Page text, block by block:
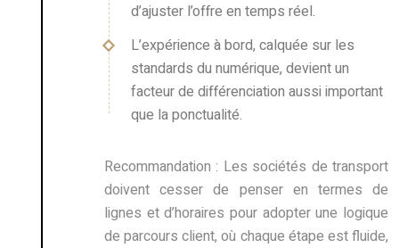
d’ajuster l’offre en temps réel.
L’expérience à bord, calquée sur les
standards du numérique, devient un
facteur de différenciation aussi important
que la ponctualité.
Recommandation : Les sociétés de transport
doivent cesser de penser en termes de
lignes et d’horaires pour adopter une logique
de parcours client, où chaque étape est fluide,